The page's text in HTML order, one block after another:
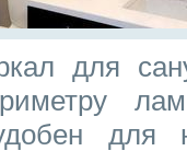
для
для